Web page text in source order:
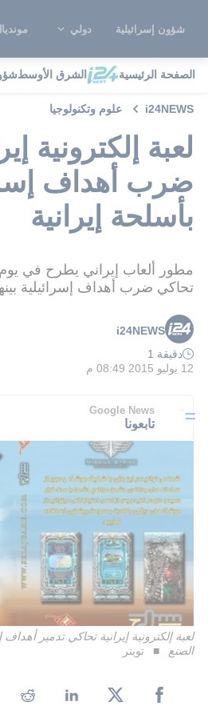
شؤون إسرائيلية دولي مونديال
الصفحة الرئيسية الشرق الأوسط
i24NEWS علوم وتكنولوجيا
لعبة إلكترونية
ضرب أهداف
بأسلحة إيرانية
مطور ألعاب إيراني يطرح في يوم
تحاكي ضرب أهداف إسرائيلية
i24NEWS
دقيقة 1
12 يوليو 2015 08:49 م
Google News
تابعونا
لعبة إلكترونية إيرانية تحاكي تدمير أهداف
الصنع
تويتر